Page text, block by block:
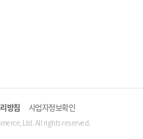
방침 사업자정보확인
Ltd. All rights reserved.